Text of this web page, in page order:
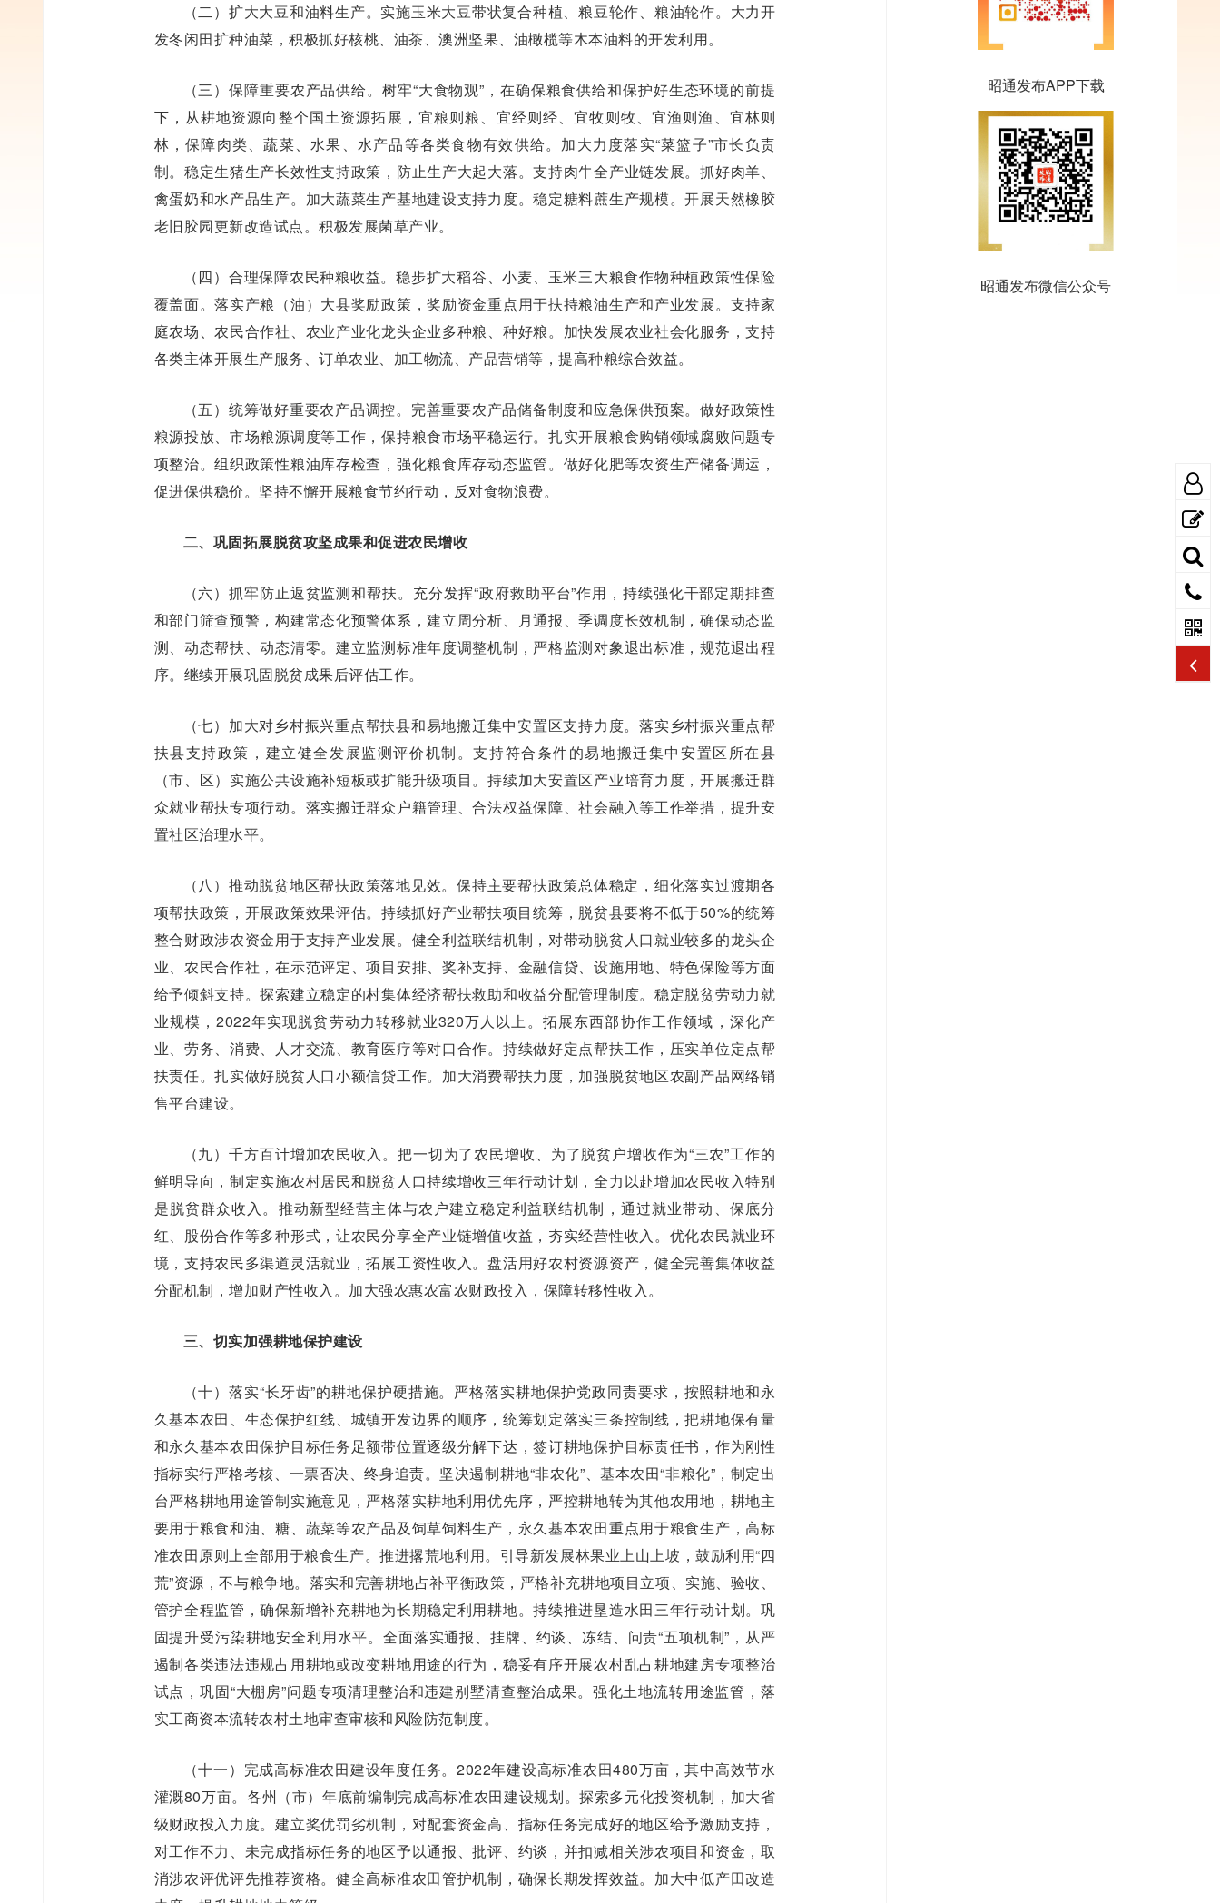
（二）扩大大豆和油料生产。实施玉米大豆带状复合种植、粮豆轮作、粮油轮作。大力开
发冬闲田扩种油菜，积极抓好核桃、油茶、澳洲坚果、油橄榄等木本油料的开发利用。
（三）保障重要农产品供给。树牢“大食物观”，在确保粮食供给和保护好生态环境的前提
下，从耕地资源向整个国土资源拓展，宜粮则粮、宜经则经、宜牧则牧、宜渔则渔、宜林则
林，保障肉类、蔬菜、水果、水产品等各类食物有效供给。加大力度落实“菜篮子”市长负责
制。稳定生猪生产长效性支持政策，防止生产大起大落。支持肉牛全产业链发展。抓好肉羊、
禽蛋奶和水产品生产。加大蔬菜生产基地建设支持力度。稳定糖料蔗生产规模。开展天然橡胶
老旧胶园更新改造试点。积极发展菌草产业。
（四）合理保障农民种粮收益。稳步扩大稻谷、小麦、玉米三大粮食作物种植政策性保险
覆盖面。落实产粮（油）大县奖励政策，奖励资金重点用于扶持粮油生产和产业发展。支持家
庭农场、农民合作社、农业产业化龙头企业多种粮、种好粮。加快发展农业社会化服务，支持
各类主体开展生产服务、订单农业、加工物流、产品营销等，提高种粮综合效益。
（五）统筹做好重要农产品调控。完善重要农产品储备制度和应急保供预案。做好政策性
粮源投放、市场粮源调度等工作，保持粮食市场平稳运行。扎实开展粮食购销领域腐败问题专
项整治。组织政策性粮油库存检查，强化粮食库存动态监管。做好化肥等农资生产储备调运，
促进保供稳价。坚持不懈开展粮食节约行动，反对食物浪费。
二、巩固拓展脱贫攻坚成果和促进农民增收
（六）抓牢防止返贫监测和帮扶。充分发挥“政府救助平台”作用，持续强化干部定期排查
和部门筛查预警，构建常态化预警体系，建立周分析、月通报、季调度长效机制，确保动态监
测、动态帮扶、动态清零。建立监测标准年度调整机制，严格监测对象退出标准，规范退出程
序。继续开展巩固脱贫成果后评估工作。
（七）加大对乡村振兴重点帮扶县和易地搬迁集中安置区支持力度。落实乡村振兴重点帮
扶县支持政策，建立健全发展监测评价机制。支持符合条件的易地搬迁集中安置区所在县
（市、区）实施公共设施补短板或扩能升级项目。持续加大安置区产业培育力度，开展搬迁群
众就业帮扶专项行动。落实搬迁群众户籍管理、合法权益保障、社会融入等工作举措，提升安
置社区治理水平。
（八）推动脱贫地区帮扶政策落地见效。保持主要帮扶政策总体稳定，细化落实过渡期各
项帮扶政策，开展政策效果评估。持续抓好产业帮扶项目统筹，脱贫县要将不低于50%的统筹
整合财政涉农资金用于支持产业发展。健全利益联结机制，对带动脱贫人口就业较多的龙头企
业、农民合作社，在示范评定、项目安排、奖补支持、金融信贷、设施用地、特色保险等方面
给予倾斜支持。探索建立稳定的村集体经济帮扶救助和收益分配管理制度。稳定脱贫劳动力就
业规模，2022年实现脱贫劳动力转移就业320万人以上。拓展东西部协作工作领域，深化产
业、劳务、消费、人才交流、教育医疗等对口合作。持续做好定点帮扶工作，压实单位定点帮
扶责任。扎实做好脱贫人口小额信贷工作。加大消费帮扶力度，加强脱贫地区农副产品网络销
售平台建设。
（九）千方百计增加农民收入。把一切为了农民增收、为了脱贫户增收作为“三农”工作的
鲜明导向，制定实施农村居民和脱贫人口持续增收三年行动计划，全力以赴增加农民收入特别
是脱贫群众收入。推动新型经营主体与农户建立稳定利益联结机制，通过就业带动、保底分
红、股份合作等多种形式，让农民分享全产业链增值收益，夯实经营性收入。优化农民就业环
境，支持农民多渠道灵活就业，拓展工资性收入。盘活用好农村资源资产，健全完善集体收益
分配机制，增加财产性收入。加大强农惠农富农财政投入，保障转移性收入。
三、切实加强耕地保护建设
（十）落实“长牙齿”的耕地保护硬措施。严格落实耕地保护党政同责要求，按照耕地和永
久基本农田、生态保护红线、城镇开发边界的顺序，统筹划定落实三条控制线，把耕地保有量
和永久基本农田保护目标任务足额带位置逐级分解下达，签订耕地保护目标责任书，作为刚性
指标实行严格考核、一票否决、终身追责。坚决遏制耕地“非农化”、基本农田“非粮化”，制定出
台严格耕地用途管制实施意见，严格落实耕地利用优先序，严控耕地转为其他农用地，耕地主
要用于粮食和油、糖、蔬菜等农产品及饲草饲料生产，永久基本农田重点用于粮食生产，高标
准农田原则上全部用于粮食生产。推进撂荒地利用。引导新发展林果业上山上坡，鼓励利用“四
荒”资源，不与粮争地。落实和完善耕地占补平衡政策，严格补充耕地项目立项、实施、验收、
管护全程监管，确保新增补充耕地为长期稳定利用耕地。持续推进垦造水田三年行动计划。巩
固提升受污染耕地安全利用水平。全面落实通报、挂牌、约谈、冻结、问责“五项机制”，从严
遏制各类违法违规占用耕地或改变耕地用途的行为，稳妥有序开展农村乱占耕地建房专项整治
试点，巩固“大棚房”问题专项清理整治和违建别墅清查整治成果。强化土地流转用途监管，落
实工商资本流转农村土地审查审核和风险防范制度。
（十一）完成高标准农田建设年度任务。2022年建设高标准农田480万亩，其中高效节水
灌溉80万亩。各州（市）年底前编制完成高标准农田建设规划。探索多元化投资机制，加大省
级财政投入力度。建立奖优罚劣机制，对配套资金高、指标任务完成好的地区给予激励支持，
对工作不力、未完成指标任务的地区予以通报、批评、约谈，并扣减相关涉农项目和资金，取
消涉农评优评先推荐资格。健全高标准农田管护机制，确保长期发挥效益。加大中低产田改造
昭通发布APP下载
昭通发布微信公众号